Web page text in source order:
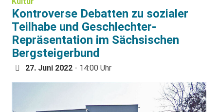
Kontroverse Debatten zu sozialer
Teilhabe und Geschlechter-
Repräsentation im Sächsischen
Bergsteigerbund
27. Juni 2022 - 14:00 Uhr